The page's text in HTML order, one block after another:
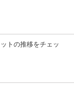
トの推移をチェッ